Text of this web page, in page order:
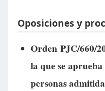
Oposiciones y
Orden PJC/660/
la que se
personas